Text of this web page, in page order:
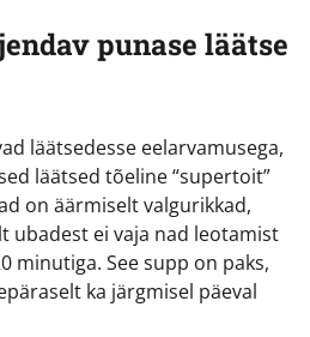
punase läätse
läätsedesse eelarvamusega,
läätsed tõeline “supertoit”
on äärmiselt valgurikkad,
ubadest ei vaja nad leotamist
minutiga. See supp on paks,
ka järgmisel päeval